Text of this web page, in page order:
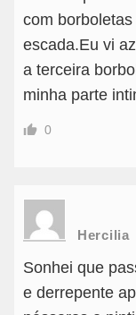
com
escada.Eu vi
a terceira
minha parte
0
Hercilia
Sonhei que
e derrepente